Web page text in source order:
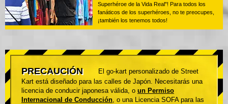
Superhéroe de la Vida Real"! Para todos los
fanáticos de los superhéroes, no te preocupes,
¡también los tenemos todos!
PRECAUCIÓN
El go-kart personalizado de Street
Kart está diseñado para las calles de Japón. Necesitarás una
licencia de conducir japonesa válida, o un Permiso
Internacional de Conducción , o una Licencia SOFA para las